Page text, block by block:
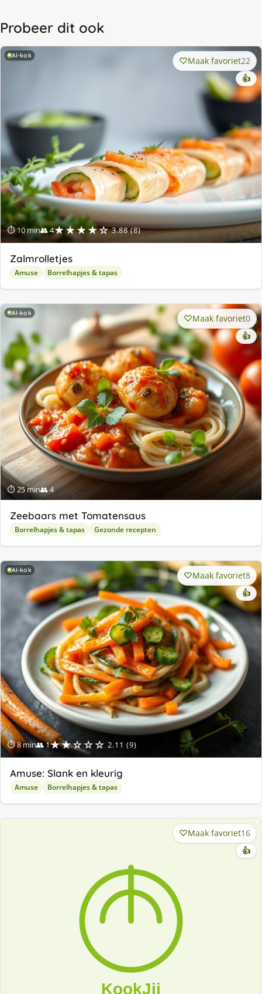
Probeer dit ook
AI-kok
⏱ 10 min👥 4★★★★☆ 3.88 (8)
Maak favoriet22
👍
Zalmrolletjes
Amuse Borrelhapjes & tapas
AI-kok
⏱ 25 min👥 4
Maak favoriet0
👍
Zeebaars met Tomatensaus
Borrelhapjes & tapas Gezonde recepten
AI-kok
⏱ 8 min👥 1★★☆☆☆ 2.11 (9)
Maak favoriet8
👍
Amuse: Slank en kleurig
Amuse Borrelhapjes & tapas
Maak favoriet16
👍